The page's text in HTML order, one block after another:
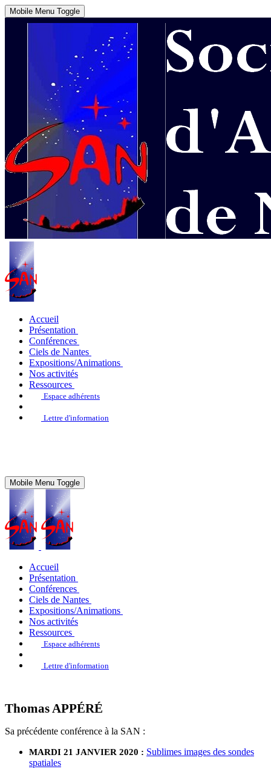
Mobile Menu Toggle
Accueil
Présentation
Conférences
Ciels de Nantes
Expositions/Animations
Nos activités
Ressources
Espace adhérents
Lettre d'information
Mobile Menu Toggle
Accueil
Présentation
Conférences
Ciels de Nantes
Expositions/Animations
Nos activités
Ressources
Espace adhérents
Lettre d'information
Thomas APPÉRÉ
Sa précédente conférence à la SAN :
MARDI 21 JANVIER 2020 : Sublimes images des sondes
spatiales